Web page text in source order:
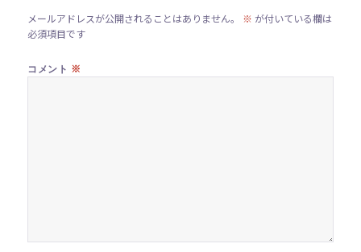
メールアドレスが公開されることはありません。 ※ が付いている欄は
必須項目です
コメント ※